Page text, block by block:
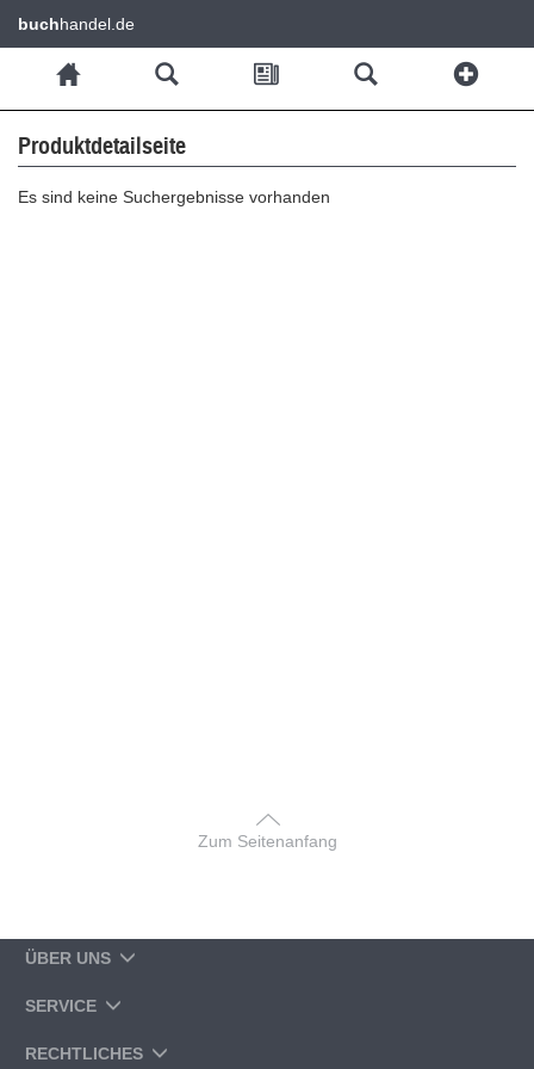
buchhandel.de
Produktdetailseite
Es sind keine Suchergebnisse vorhanden
Zum Seitenanfang
ÜBER UNS
SERVICE
RECHTLICHES